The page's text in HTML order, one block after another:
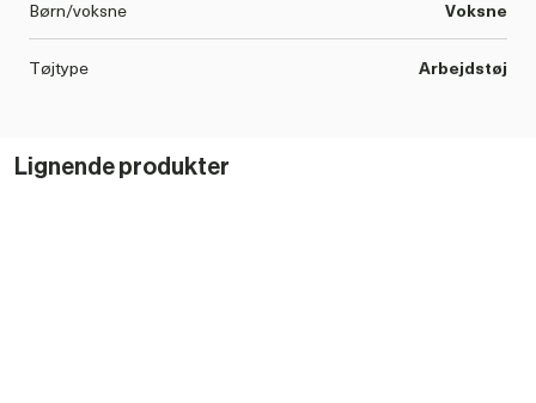
Børn/voksne Voksne
Tøjtype Arbejdstøj
Lignende produkter